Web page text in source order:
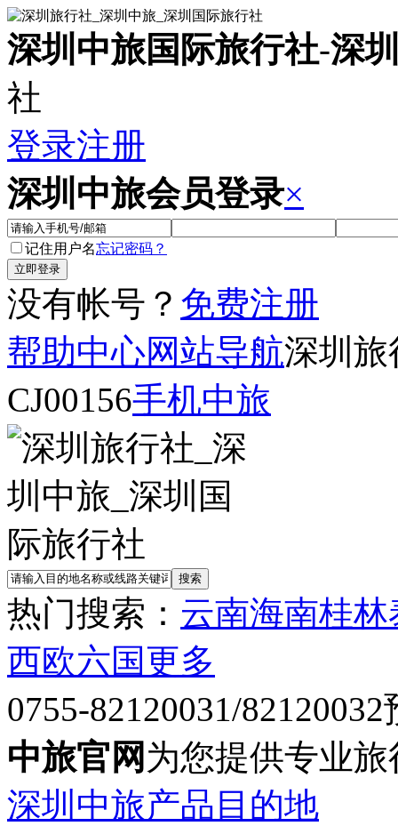
深圳中旅国际旅行社-深
社
登录注册
深圳中旅会员登录×
记住用户名忘记密码？
没有帐号？ 免费注册
帮助中心网站导航深圳旅
CJ00156手机中旅
热门搜索： 云南海南桂林
西欧六国更多
0755-82120031/82120032
中旅官网 为您提供专业
深圳中旅产品目的地